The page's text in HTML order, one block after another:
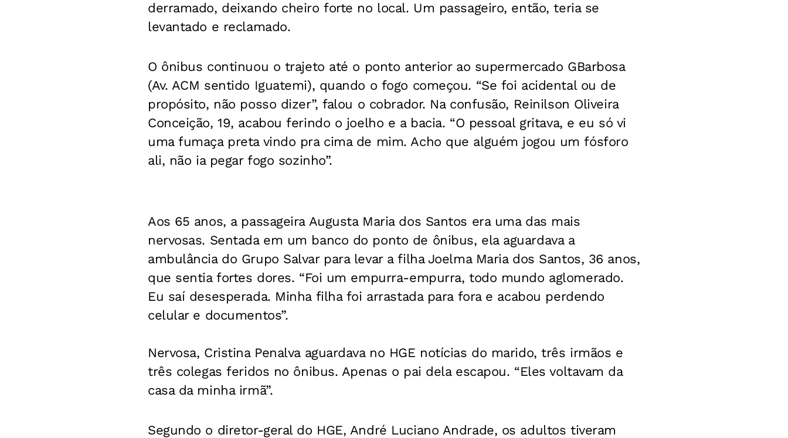
derramado, deixando cheiro forte no local. Um passageiro, então, teria se
levantado e reclamado.
O ônibus continuou o trajeto até o ponto anterior ao supermercado GBarbosa
(Av. ACM sentido Iguatemi), quando o fogo começou. “Se foi acidental ou de
propósito, não posso dizer”, falou o cobrador. Na confusão, Reinilson Oliveira
Conceição, 19, acabou ferindo o joelho e a bacia. “O pessoal gritava, e eu só vi
uma fumaça preta vindo pra cima de mim. Acho que alguém jogou um fósforo
ali, não ia pegar fogo sozinho”.
Aos 65 anos, a passageira Augusta Maria dos Santos era uma das mais
nervosas. Sentada em um banco do ponto de ônibus, ela aguardava a
ambulância do Grupo Salvar para levar a filha Joelma Maria dos Santos, 36 anos,
que sentia fortes dores. “Foi um empurra-empurra, todo mundo aglomerado.
Eu saí desesperada. Minha filha foi arrastada para fora e acabou perdendo
celular e documentos”.
Nervosa, Cristina Penalva aguardava no HGE notícias do marido, três irmãos e
três colegas feridos no ônibus. Apenas o pai dela escapou. “Eles voltavam da
casa da minha irmã”.
Segundo o diretor-geral do HGE, André Luciano Andrade, os adultos tiveram